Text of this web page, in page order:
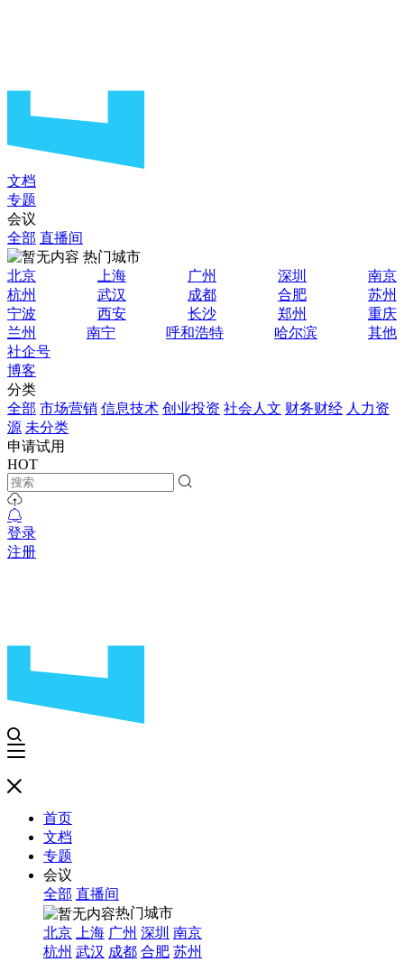
文档
专题
会议
全部 直播间
热门城市
北京
上海 广州 深圳
南京
杭州
武汉 成都 合肥
苏州
宁波
西安 长沙 郑州
重庆
兰州
南宁 呼和浩特 哈尔滨
其他
社企号
博客
分类
全部 市场营销 信息技术 创业投资 社会人文 财务财经 人力资
源 未分类
申请试用
HOT
登录
注册
首页
文档
专题
会议
全部 直播间
热门城市
北京
上海 广州 深圳 南京
杭州 武汉 成都 合肥 苏州